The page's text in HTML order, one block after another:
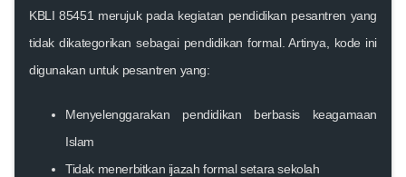
KBLI 85451 merujuk pada kegiatan pendidikan pesantren yang
tidak dikategorikan sebagai pendidikan formal. Artinya, kode ini
digunakan untuk pesantren yang:
Menyelenggarakan pendidikan berbasis keagamaan
Islam
Tidak menerbitkan ijazah formal setara sekolah